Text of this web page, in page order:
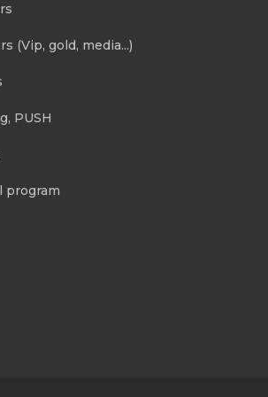
(Vip, gold, media...)
PUSH
program